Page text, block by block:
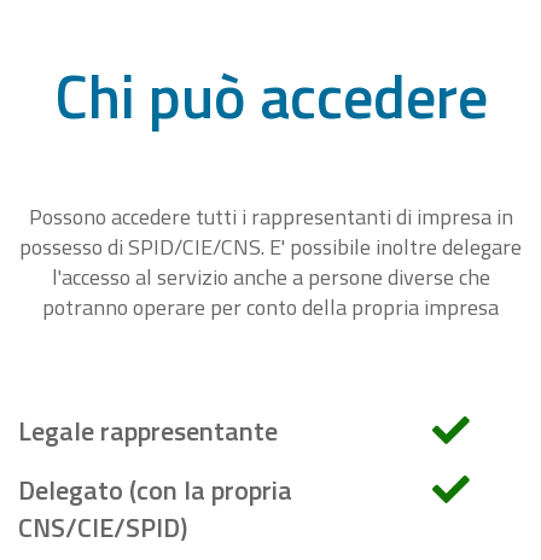
Chi può accedere
Possono accedere tutti i rappresentanti di impresa in
possesso di SPID/CIE/CNS. E' possibile inoltre delegare
l'accesso al servizio anche a persone diverse che
potranno operare per conto della propria impresa
Legale rappresentante
Delegato (con la propria
CNS/CIE/SPID)